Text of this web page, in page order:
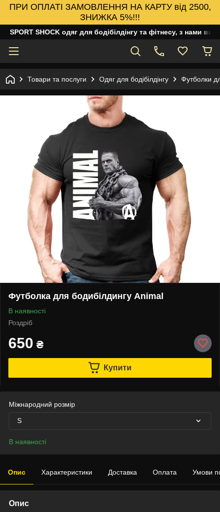
ПРИ ОПЛАТІ ЗАМОВЛЕННЯ НА КАРТУ від 2500,
ЗНИЖКА 5%!!!
SPORT SHOCK одяг для бодібілдінгу та фітнесу, з нами
Товари та послуги Одяг для бодібілдінгу Футболки
Футболка для бодибілдингу Animal
В наявності
Роздріб
650 ₴
Купити
Міжнародний розмір
S
В наявності
Опис Характеристики Доставка Оплата Умови
Опис